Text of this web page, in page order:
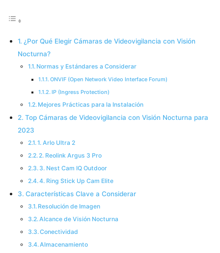
¿Por Qué Elegir Cámaras de Videovigilancia con Visión
Nocturna?
Normas y Estándares a Considerar
ONVIF (Open Network Video Interface Forum)
IP (Ingress Protection)
Mejores Prácticas para la Instalación
Top Cámaras de Videovigilancia con Visión Nocturna para
2023
1. Arlo Ultra 2
2. Reolink Argus 3 Pro
3. Nest Cam IQ Outdoor
4. Ring Stick Up Cam Elite
Características Clave a Considerar
Resolución de Imagen
Alcance de Visión Nocturna
Conectividad
Almacenamiento